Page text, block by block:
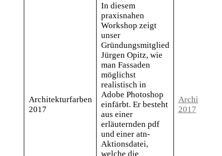
Architekturfarben
2017
In diesem
praxisnahen
Workshop zeigt
unser
Gründungsmitglied
Jürgen Opitz, wie
man Fassaden
möglichst
realistisch in
Adobe Photoshop
einfärbt. Er besteht
aus einer
erläuternden pdf
und einer atn-
Aktionsdatei,
welche die
2017